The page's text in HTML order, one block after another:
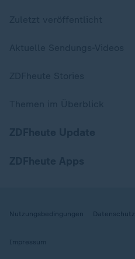
Nutzungsbedingungen Datenschutz
Impressum